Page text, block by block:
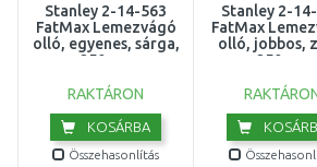
Stanley 2-14-563
FatMax Lemezvágó
olló, egyenes, sárga,
250mm
RAKTÁRON
KOSÁRBA
Összehasonlítás
Stanley 2-
FatMax
olló, jobbos,
250mm